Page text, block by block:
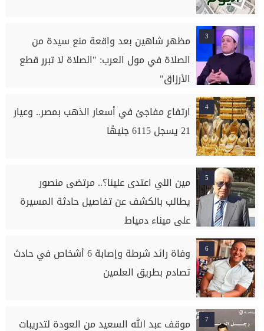
3
مظهر شاهين بعد واقعة منع سيدة من
الصلاة في مول العرب: "الصلاة لا تبرر قطع
الأرزاق"
4
ارتفاع مفاجئ في أسعار الذهب بمصر.. وعيار
21 يسجل 6115 جنيهًا
5
مين اللي اعتدى علينا؟.. مرتضى منصور
يطالب بالكشف عن تفاصيل حادثة المسيرة
على ميناء دمياط
6
وفاة رائد شرطة وإصابة 6 أشخاص في حادث
تصادم بطريق العلمين
7
موقف عبد الله السعيد من العودة لتدريبات